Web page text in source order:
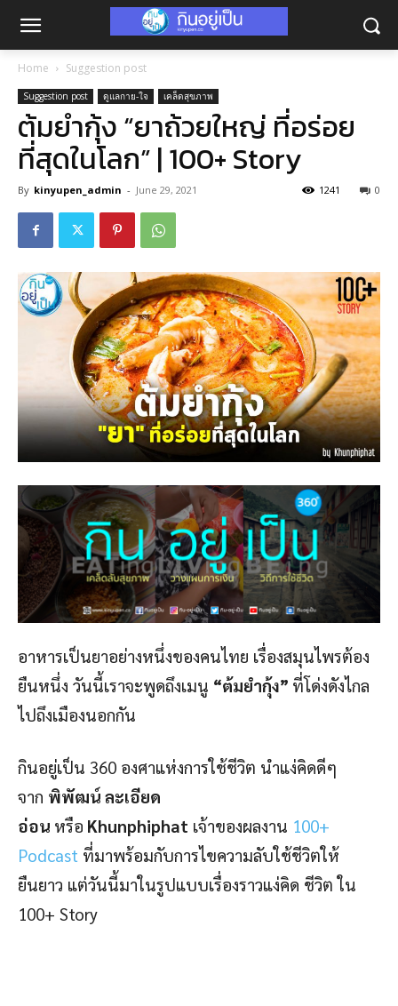
Home Suggestion post
Suggestion post ดูแลกาย-ใจ เคล็ดสุขภาพ
ต้มยำกุ้ง “ยาถ้วยใหญ่ ที่อร่อย
ที่สุดในโลก” | 100+ Story
By kinyupen_admin - June 29, 2021 0
1241
อาหารเป็นยาอย่างหนึ่งของคนไทย เรื่องสมุนไพรต้อง
ยืนหนึ่ง วันนี้เราจะพูดถึงเมนู “ต้มยำกุ้ง” ที่โด่งดังไกล
ไปถึงเมืองนอกกัน
กินอยู่เป็น 360 องศาแห่งการใช้ชีวิต นำแง่คิดดีๆ
จาก พิพัฒน์ ละเอียด
อ่อน หรือ Khunphiphat เจ้าของผลงาน 100+
Podcast ที่มาพร้อมกับการไขความลับใช้ชีวิตให้
ยืนยาว แต่วันนี้มาในรูปแบบเรื่องราวแง่คิด ชีวิต ใน
100+ Story